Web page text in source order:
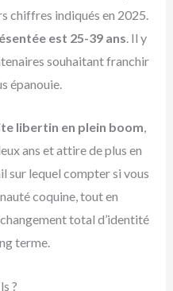
chiffres indiqués en 2025.
est 25-39 ans . Il y
souhaitant franchir
épanouie.
libertin en plein boom,
ans et attire de plus en
sur lequel compter si vous
coquine, tout en
total d’identité
terme.
?